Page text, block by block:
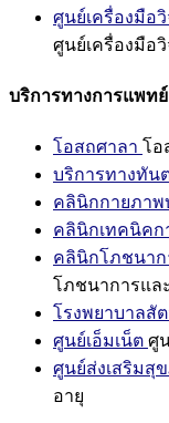
ศูนย์เครื่องมือ
ศูนย์เครื่องมือ
บริการทางการแพทย์
โอสถศาลา โอ
บริการทางทัน
คลินิกกายภาพ
คลินิกเทคนิคก
คลินิกโภชนาก
โภชนาการแล
โรงพยาบาลสั
ศูนย์เอ็มเน็ต ศู
ศูนย์ส่งเสริมสุ
อายุ